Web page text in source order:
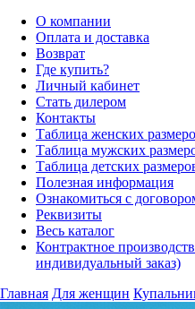
О компании
Оплата и доставка
Возврат
Где купить?
Личный кабинет
Стать дилером
Контакты
Таблица женских
Таблица мужских
Таблица детских
Полезная информация
Ознакомиться с
Реквизиты
Весь каталог
Контрактное
индивидуальный заказ)
Главная Для женщин